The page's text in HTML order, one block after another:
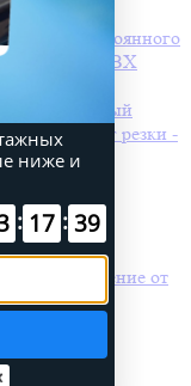
IP44, постоянного
ПВХ
белый
белый (шаг резки -
свечение от
ниже и
: 17 : 39